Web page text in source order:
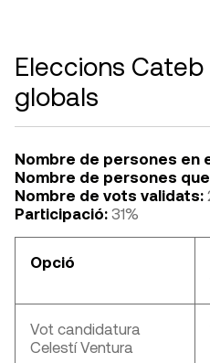
Eleccions
globals
Nombre de persones en
Nombre de persones
Nombre de vots validats:
Participació: 31%
Opció
Vot candidatura
Celestí Ventura